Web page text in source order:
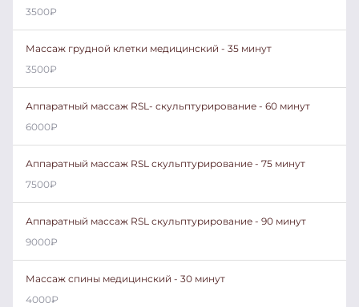
3500₽
Массаж грудной клетки медицинский - 35 минут
3500₽
Аппаратный массаж RSL- скульптурирование - 60 минут
6000₽
Аппаратный массаж RSL скульптурирование - 75 минут
7500₽
Аппаратный массаж RSL скульптурирование - 90 минут
9000₽
Массаж спины медицинский - 30 минут
4000₽